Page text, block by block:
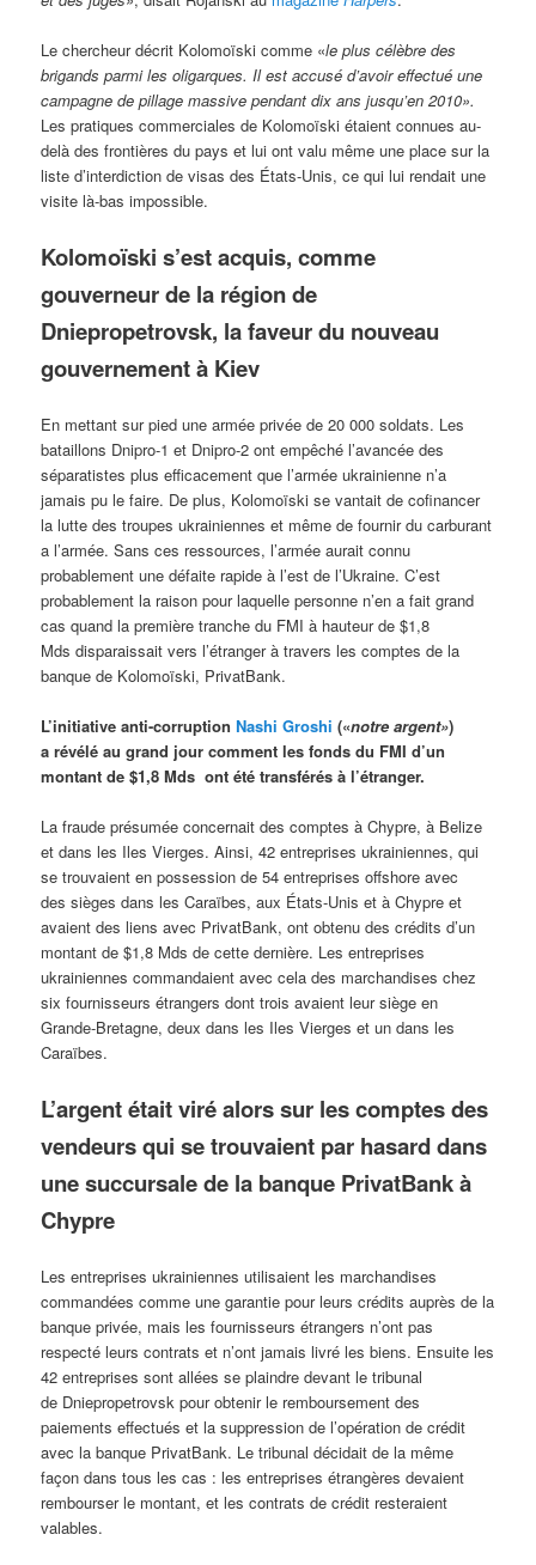
Le chercheur décrit Kolomoïski comme «le plus célèbre des
brigands parmi les oligarques. Il est accusé d’avoir effectué une
campagne de pillage massive pendant dix ans jusqu’en 2010».
Les pratiques commerciales de Kolomoïski étaient connues au-
delà des frontières du pays et lui ont valu même une place sur la
liste d’interdiction de visas des États-Unis, ce qui lui rendait une
visite là-bas impossible.
Kolomoïski s’est acquis, comme
gouverneur de la région de
Dniepropetrovsk, la faveur du nouveau
gouvernement à Kiev
En mettant sur pied une armée privée de 20 000 soldats. Les
bataillons Dnipro-1 et Dnipro-2 ont empêché l’avancée des
séparatistes plus efficacement que l’armée ukrainienne n’a
jamais pu le faire. De plus, Kolomoïski se vantait de cofinancer
la lutte des troupes ukrainiennes et même de fournir du carburant
a l’armée. Sans ces ressources, l’armée aurait connu
probablement une défaite rapide à l’est de l’Ukraine. C’est
probablement la raison pour laquelle personne n’en a fait grand
cas quand la première tranche du FMI à hauteur de $1,8
Mds disparaissait vers l’étranger à travers les comptes de la
banque de Kolomoïski, PrivatBank.
L’initiative anti-corruptionNashi Groshi («notre argent»)
a révélé au grand jour comment les fonds du FMI d’un
montant de $1,8 Mdsont été transférésà l’étranger.
La fraude présumée concernait des comptes à Chypre, à Belize
et dans les Iles Vierges. Ainsi, 42 entreprises ukrainiennes, qui
se trouvaient en possession de 54 entreprises offshore avec
des sièges dans les Caraïbes, aux États-Unis et à Chypre et
avaient des liens avec PrivatBank, ont obtenu des crédits d’un
montant de $1,8 Mds de cette dernière. Les entreprises
ukrainiennes commandaient avec cela des marchandises chez
six fournisseurs étrangers dont trois avaient leur siège en
Grande-Bretagne, deux dans les Iles Vierges et un dans les
Caraïbes.
L’argent était viré alors sur les comptes des
vendeurs qui se trouvaient par hasard dans
une succursale de la banque PrivatBankà
Chypre
Les entreprises ukrainiennes utilisaient les marchandises
commandées comme une garantie pour leurs crédits auprès de la
banque privée, mais les fournisseurs étrangers n’ont pas
respecté leurs contrats et n’ont jamais livré les biens. Ensuite les
42 entreprises sont allées se plaindre devant le tribunal
de Dniepropetrovsk pour obtenir le remboursement des
paiements effectués et la suppression de l’opération de crédit
avec la banque PrivatBank. Le tribunal décidait de la même
façon dans tous les cas : les entreprises étrangères devaient
rembourser le montant, et les contrats de crédit resteraient
valables.